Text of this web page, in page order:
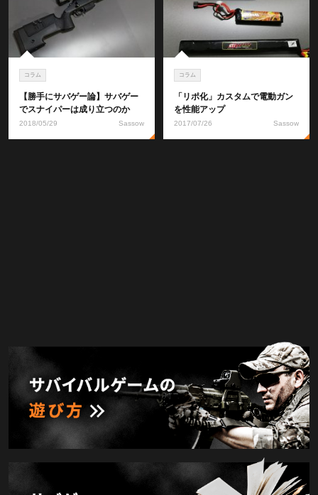
コラム
【勝手にサバゲー論】サバゲー
でスナイパーは成り立つのか
2018/05/29 Sassow
コラム
「リポ化」カスタムで電動ガン
を性能アップ
2017/07/26 Sassow